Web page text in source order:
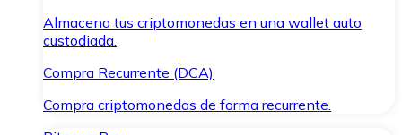
Almacena tus criptomonedas en una wallet auto
custodiada.
Compra Recurrente (DCA)
Compra criptomonedas de forma recurrente.